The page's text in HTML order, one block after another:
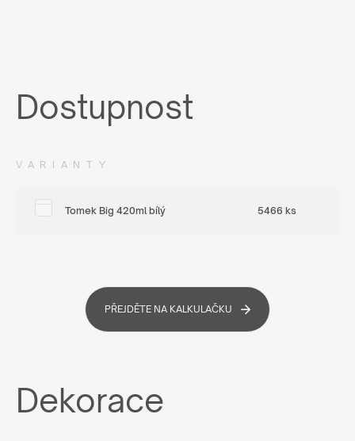
Dostupnost
VARIANTY
Tomek Big 420ml bílý 5466 ks
PŘEJDĚTE NA KALKULAČKU
Dekorace